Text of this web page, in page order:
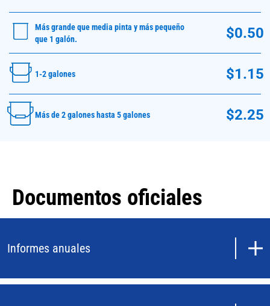
Más grande que media pinta y más pequeño
que 1 galón.
$0.50
1-2 galones $1.15
Más de 2 galones hasta 5 galones $2.25
Documentos oficiales
Informes anuales